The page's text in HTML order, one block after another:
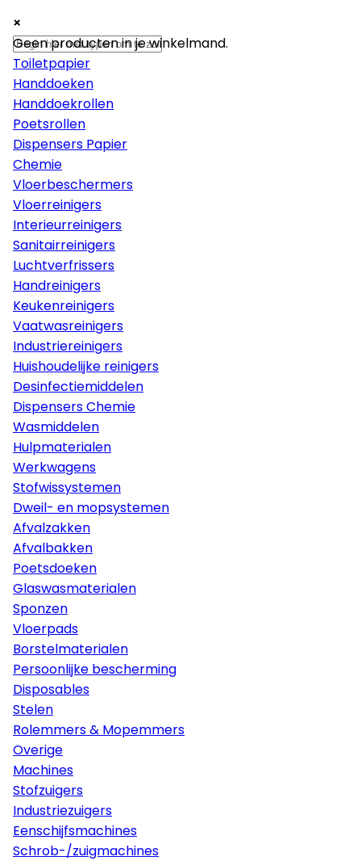
×
Papier
Toiletpapier
Handdoeken
Handdoekrollen
Poetsrollen
Dispensers Papier
Chemie
Vloerbeschermers
Vloerreinigers
Interieurreinigers
Sanitairreinigers
Luchtverfrissers
Handreinigers
Keukenreinigers
Vaatwasreinigers
Industriereinigers
Huishoudelijke reinigers
Desinfectiemiddelen
Dispensers Chemie
Wasmiddelen
Hulpmaterialen
Werkwagens
Stofwissystemen
Dweil- en mopsystemen
Afvalzakken
Afvalbakken
Poetsdoeken
Glaswasmaterialen
Sponzen
Vloerpads
Borstelmaterialen
Persoonlijke bescherming
Disposables
Stelen
Rolemmers & Mopemmers
Overige
Machines
Stofzuigers
Industriezuigers
Eenschijfsmachines
Schrob-/zuigmachines
×
×
Geen producten in je winkelmand.